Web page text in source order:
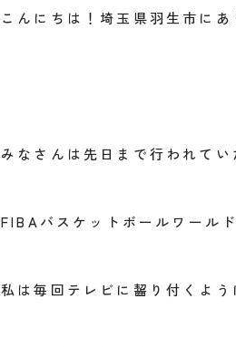
こんにちは！埼玉県羽生市に
みなさんは先日まで行われてい
FIBA バスケットボールワール
私は毎回テレビに齧り付くよう